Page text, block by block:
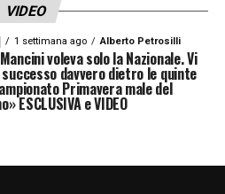
VIDEO
1 settimana ago Alberto Petrosilli
voleva solo la Nazionale. Vi
successo davvero dietro le quinte
Primavera male del
ESCLUSIVA e VIDEO